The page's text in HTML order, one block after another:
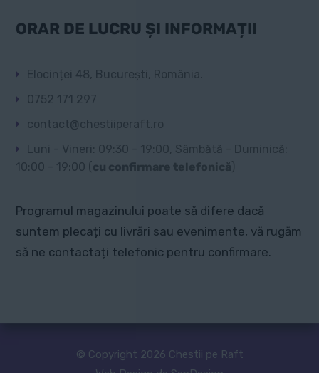
ORAR DE LUCRU ȘI INFORMAȚII
Elocinței 48, București, România.
0752 171 297
contact@chestiiperaft.ro
Luni - Vineri: 09:30 - 19:00, Sâmbătă - Duminică:
10:00 - 19:00 ( cu confirmare telefonică)
Programul magazinului poate să difere dacă
suntem plecați cu livrări sau evenimente, vă rugăm
să ne contactați telefonic pentru confirmare.
© Copyright 2026 Chestii pe Raft